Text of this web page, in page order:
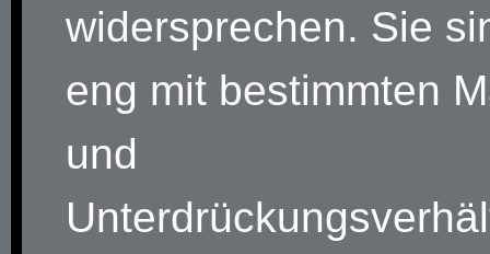
widersprechen. Sie
eng mit bestimmten
und